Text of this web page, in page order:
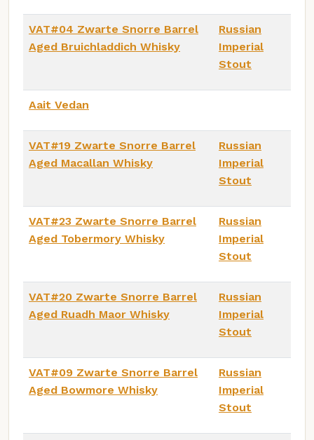
VAT#04 Zwarte Snorre Barrel
Aged Bruichladdich Whisky
Russian
Imperial
Stout
Aait Vedan
VAT#19 Zwarte Snorre Barrel
Aged Macallan Whisky
Russian
Imperial
Stout
VAT#23 Zwarte Snorre Barrel
Aged Tobermory Whisky
Russian
Imperial
Stout
VAT#20 Zwarte Snorre Barrel
Aged Ruadh Maor Whisky
Russian
Imperial
Stout
VAT#09 Zwarte Snorre Barrel
Aged Bowmore Whisky
Russian
Imperial
Stout